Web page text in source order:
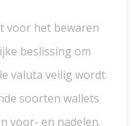
voor het bewaren
beslissing om
valuta veilig wordt
soorten wallets
voor- en nadelen.